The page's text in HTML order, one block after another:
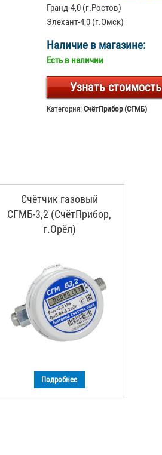
Гранд-4,0 (г.Ростов)
Элехант-4,0 (г.Омск)
Наличие в магазине:
Есть в наличии
Узнать стоимость
Категория:СчётПрибор (СГМБ)
Счётчик газовый
СГМБ-3,2 (СчётПрибор,
г.Орёл)
Подробнее